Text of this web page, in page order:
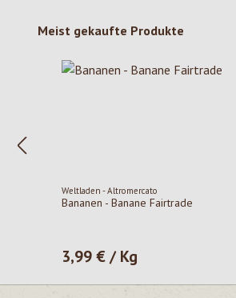
Produktgalerie überspringen
Meist gekaufte Produkte
Weltladen - Altromercato
Bananen - Banane Fairtrade
Regulärer Preis:
3,99 € / Kg